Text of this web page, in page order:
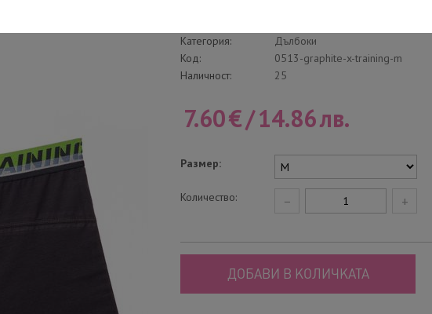
Категория:
Дълбоки
Код:
0513-graphite-x-training-m
Наличност:
25
7.60€/14.86лв.
Размер:
Количество: +
−
ДОБАВИ В КОЛИЧКАТА